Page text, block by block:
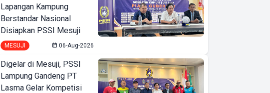
Lapangan Kampung
Berstandar Nasional
Disiapkan PSSI Mesuji
MESUJI 06-Aug-2026
Digelar di Mesuji, PSSI
Lampung Gandeng PT
Lasma Gelar Kompetisi